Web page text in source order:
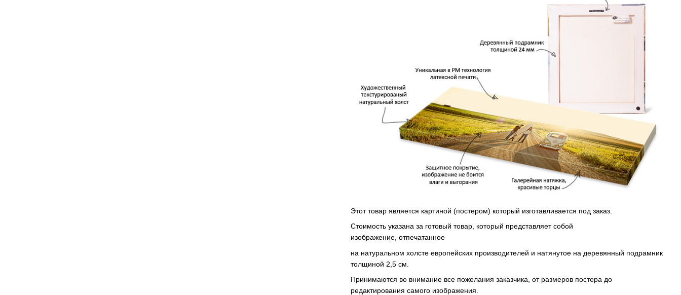
Этот товар является картиной (постером) который изготавливается под заказ.
Стоимость указана за готовый товар, который представляет собой
изображение, отпечатанное
на натуральном холсте европейских производителей и натянутое на деревянный подрамник
толщиной 2,5 см.
Принимаются во внимание все пожелания заказчика, от размеров постера до
редактирования самого изображения.